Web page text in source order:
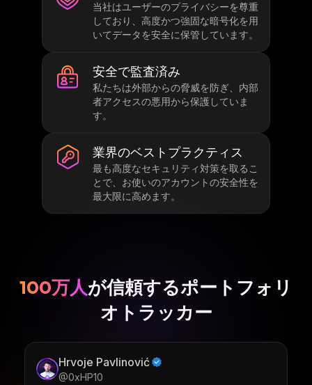
当社はユーザーのプライバシーを尊重
しており、高度かつ強固な暗号化を用
いてデータを安全に保管しています。
安全で監査済み
私たちは外部からの脅威を防ぎ、内部
者アクセスの悪用から保護していま
す。
業界のベストプラクティス
最も高度なセキュリティ対策を取るこ
とで、お使いのアカウントの安全性を
最大限に高めます。
100万人が信頼するポートフォリ
オトラッカー
Hrvoje Pavlinović
@0xHP10